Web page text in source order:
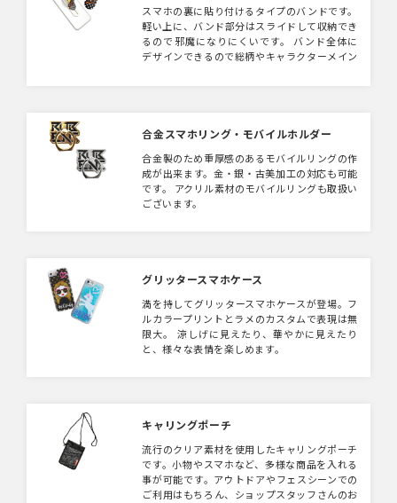
スマホの裏に貼り付けるタイプのバンドです。
軽い上に、バンド部分はスライドして収納でき
るので邪魔になりにくいです。 バンド全体に
デザインできるので総柄やキャラクターメイン
合金スマホリング・モバイルホルダー
合金製のため重厚感のあるモバイルリングの作
成が出来ます。金・銀・古美加工の対応も可能
です。 アクリル素材のモバイルリングも取扱い
ございます。
グリッタースマホケース
満を持してグリッタースマホケースが登場。フ
ルカラープリントとラメのカスタムで表現は無
限大。 涼しげに見えたり、華やかに見えたり
と、様々な表情を楽しめます。
キャリングポーチ
流行のクリア素材を使用したキャリングポーチ
です。小物やスマホなど、多様な商品を入れる
事が可能です。アウトドアやフェスシーンでの
ご利用はもちろん、ショップスタッフさんのお